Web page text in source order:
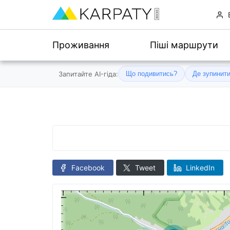
Проживання Піші маршрути
Запитайте AI-гіда: Що подивитись? Де
Facebook Tweet LinkedIn